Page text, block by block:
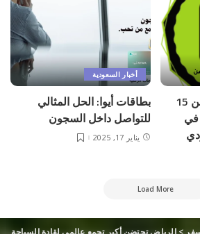
أسواق المحسن: أكثر من 15
في
أخبار السعودية
بطاقات أيوا: الحل المثالي
للتواصل داخل السجون
يناير 17, 2025
Load More
>الرياض تحتضن أكبر تجمع عالمي لقادة السياحة